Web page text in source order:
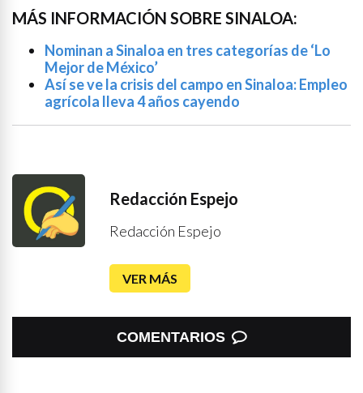
MÁS INFORMACIÓN SOBRE SINALOA:
Nominan a Sinaloa en tres categorías de ‘Lo
Mejor de México’
Así se ve la crisis del campo en Sinaloa: Empleo
agrícola lleva 4 años cayendo
Redacción Espejo
Redacción Espejo
VER MÁS
COMENTARIOS